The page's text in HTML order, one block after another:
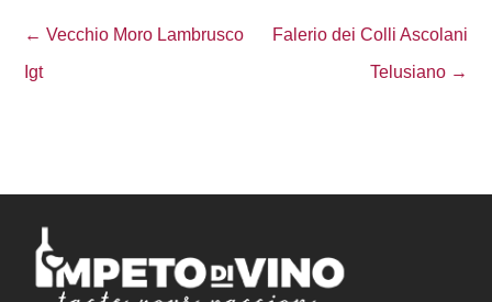
← Vecchio Moro Lambrusco
Igt
Falerio dei Colli Ascolani
Telusiano →